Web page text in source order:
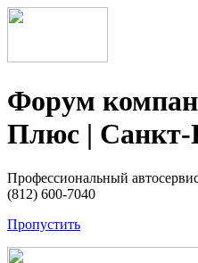
Форум
Плюс | Санкт-
Профессиональный
(812) 600-7040
Пропустить